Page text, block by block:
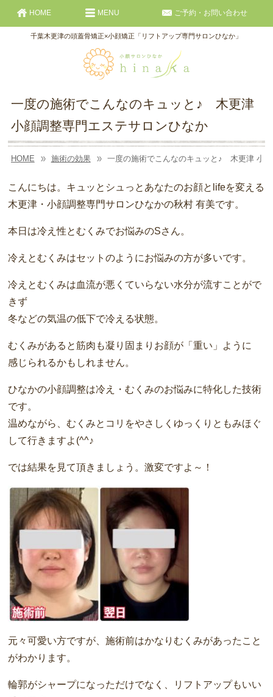
千葉木更津の頭蓋骨矯正×小顔矯正「リフトアップ専門サロンひなか」
HOME ご予約・お問い合わせ
MENU
一度の施術でこんなのキュッと♪ 木更津
小顔調整専門エステサロンひなか
HOME 施術の効果 一度の施術でこんなのキュッと♪ 木更津 小
こんにちは。キュッとシュっとあなたのお顔とlifeを変える
木更津・小顔調整専門サロンひなかの秋村 有美です。
本日は冷え性とむくみでお悩みのSさん。
冷えとむくみはセットのようにお悩みの方が多いです。
冷えとむくみは血流が悪くていらない水分が流すことがで
きず
冬などの気温の低下で冷える状態。
むくみがあると筋肉も凝り固まりお顔が「重い」ように
感じられるかもしれません。
ひなかの小顔調整は冷え・むくみのお悩みに特化した技術
です。
温めながら、むくみとコリをやさしくゆっくりともみほぐ
して行きますよ(^^♪
では結果を見て頂きましょう。激変ですよ～！
元々可愛い方ですが、施術前はかなりむくみがあったこと
がわかります。
輪郭がシャープになっただけでなく、リフトアップもいい